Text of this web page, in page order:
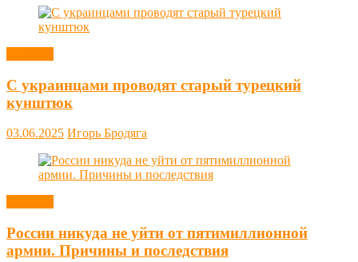
С украинцами проводят старый турецкий
кунштюк
03.06.2025 Игорь Бродяга
России никуда не уйти от пятимиллионной
армии. Причины и последствия